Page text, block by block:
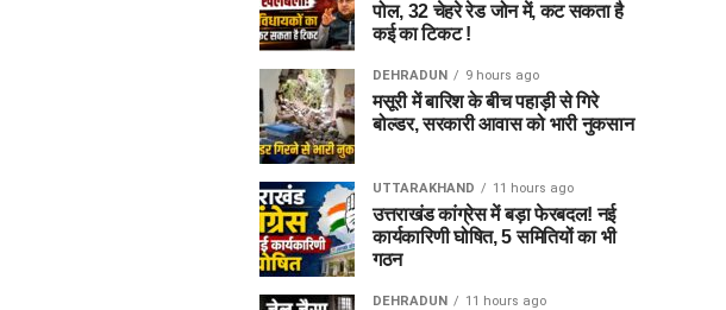
पोल, 32 चेहरे रेड जोन में, कट सकता है
कई का टिकट !
DEHRADUN 9 hours ago
मसूरी में बारिश के बीच पहाड़ी से गिरे
बोल्डर, सरकारी आवास को भारी नुकसान
UTTARAKHAND 11 hours ago
उत्तराखंड कांग्रेस में बड़ा फेरबदल! नई
कार्यकारिणी घोषित, 5 समितियों का भी
गठन
DEHRADUN 11 hours ago